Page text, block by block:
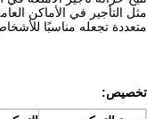
مثل التأجير في الأماكن
متعددة تجعله مناسبًا
تخصيص: